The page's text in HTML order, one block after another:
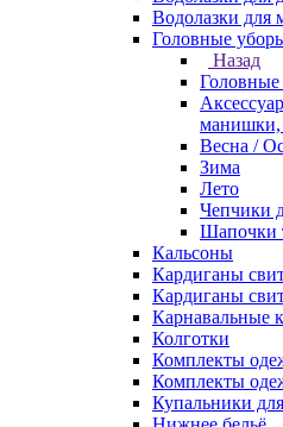
Водолазки для
Головные
Назад
манишки,
Весна /
Зима
Лето
Чепчики
Шапочки
Кальсоны
Кардиганы
Кардиганы
Карнавальные
Колготки
Комплекты
Комплекты
Купальники